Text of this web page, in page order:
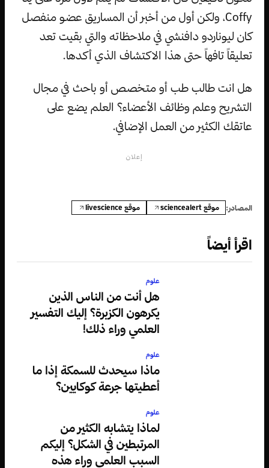
Coffy، ولكن أول من أخبر أن المساريق عضو منفصل
كان ليوناردو دافنشي في ملاحظاته والتي بقيت تعد
تعليقاً تافهاً حتى هذا الاكتشاف الذي أكدها.
هل انت طالب طب أو متخصص أو باحث في مجال
التشريح وعلم وظائف الأعضاء؟ العلم يضع على
عاتقك الكثير من العمل الإضافي.
إعلان
المصادر: موقع sciencealert موقع livescience
اقرأ أيضاً
علوم
هل أنت من الناس الذين
يكرهون الكزبرة؟ إليك التفسير
العلمي وراء ذلك!
علوم
ماذا سيحدث للسمكة إذا ما
أعطيتها جرعة كوكايين؟
علوم
لماذا يتشابه الكثير من
المرتبطين في الشكل؟ إليكم
السبب العلمي وراء هذه